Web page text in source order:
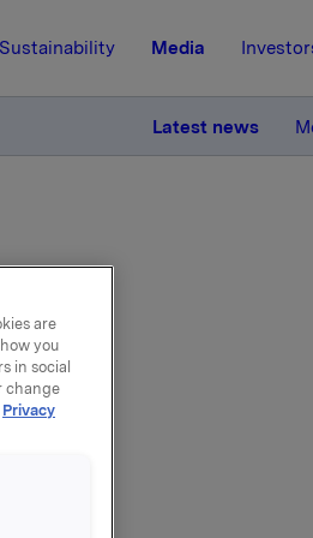
Sustainability Media
Latest news
are
you
in social
change
Privacy